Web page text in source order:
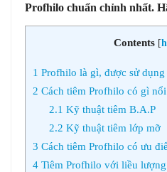
Profhilo chuẩn chỉnh nhất.
Contents [
1 Profhilo là gì, được sử dụng
2 Cách tiêm Profhilo có gì
2.1 Kỹ thuật tiêm B.A.P
2.2 Kỹ thuật tiêm lớp mỡ
3 Cách tiêm Profhilo có ưu
4 Tiêm Profhilo với liều